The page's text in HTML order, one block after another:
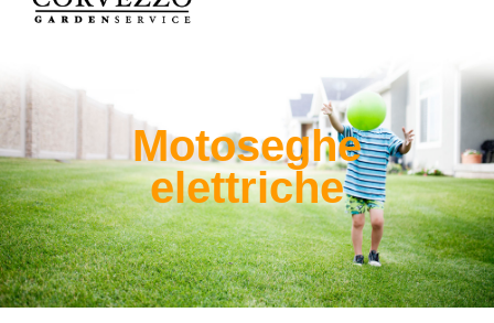
Motoseghe
elettriche